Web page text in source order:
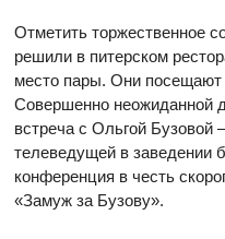
Отметить торжественное
решили в питерском
место пары. Они посещают
Совершенно неожиданной
встреча с Ольгой
телеведущей в заведении
конференция в честь
«Замуж за Бузову».